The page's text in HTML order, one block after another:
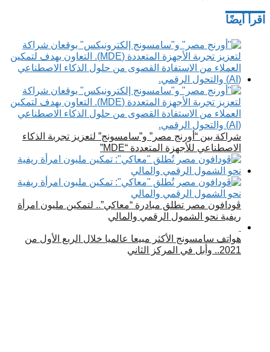
اقرأ أيضًا
شراكة بين “أورنج مصر” و”سامسونج” لتعزيز تجربة الذكاء
الاصطناعي للأجهزة المتعددة “MDE”
ڤودافون مصر تطلق مبادرة “معاكي”.. لتمكين مليون امرأة
ريفية نحو الشمول الرقمي والمالي
هواتف سامسونج الأكثر مبيعا عالميا خلال الربع الأول من
2021.. وأبل في المركز الثاني